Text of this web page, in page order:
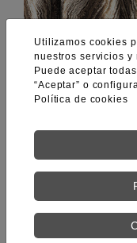
Utilizamos cookies
nuestros servicios y
Puede aceptar
“Aceptar” o
Política de cookies